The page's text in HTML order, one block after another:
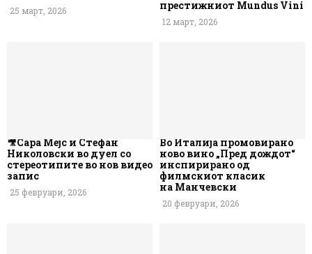
25 март, 2026
престижниот Mundus Vini
12 март, 2026
🎥Сара Мејс и Стефан
Николовски во дуел со
стереотипите во нов видео
запис
25 февруари, 2026
Во Италија промовирано
ново вино „Пред дождот“
инспирирано од
филмскиот класик
на Манчевски
20 февруари, 2026